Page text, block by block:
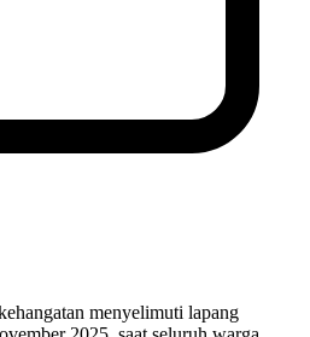
menyelimuti lapang